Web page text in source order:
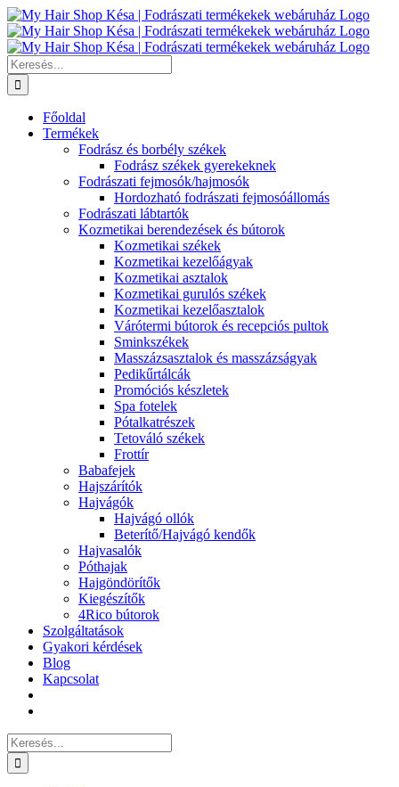
Kihagyás
Keresés...
Főoldal
Termékek
Fodrász és borbély székek
Fodrász székek gyerekeknek
Fodrászati fejmosók/hajmosók
Hordozható fodrászati fejmosóállomás
Fodrászati lábtartók
Kozmetikai berendezések és bútorok
Kozmetikai székek
Kozmetikai kezelőágyak
Kozmetikai asztalok
Kozmetikai gurulós székek
Kozmetikai kezelőasztalok
Várótermi bútorok és recepciós pultok
Sminkszékek
Masszázsasztalok és masszázságyak
Pedikűrtálcák
Promóciós készletek
Spa fotelek
Pótalkatrészek
Tetováló székek
Frottír
Babafejek
Hajszárítók
Hajvágók
Hajvágó ollók
Beterítő/Hajvágó kendők
Hajvasalók
Póthajak
Hajgöndörítők
Kiegészítők
4Rico bútorok
Szolgáltatások
Gyakori kérdések
Blog
Kapcsolat
Keresés...